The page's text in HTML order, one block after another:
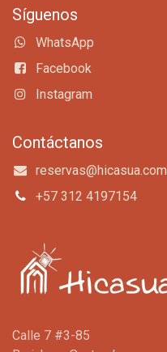
Síguenos
WhatsApp
Facebook
Instagram
Contáctanos
reservas@hicasua.com
+57 312 4197154
Calle 7 #3-85